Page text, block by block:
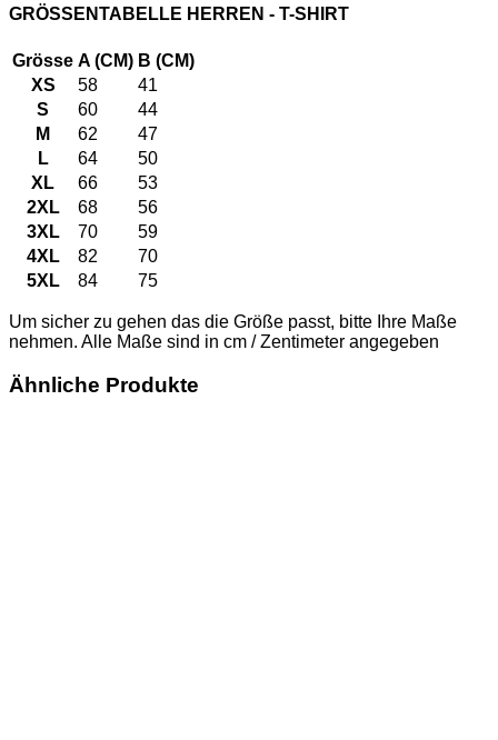
GRÖSSENTABELLE HERREN - T-SHIRT
Grösse A (CM) B (CM)
XS
58
41
S
60
44
M
62
47
L
64
50
XL
66
53
2XL
68
56
3XL
70
59
4XL
82
70
5XL
84 75
Um sicher zu gehen das die Größe passt, bitte Ihre Maße
nehmen. Alle Maße sind in cm / Zentimeter angegeben
Ähnliche Produkte